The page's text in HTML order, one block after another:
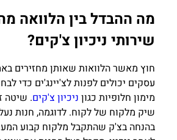
מה ההבדל בין הלוואה
שירותי ניכיון צ'קים?
חוץ מאשר הלוואות שאותן מחזירים
עסקים יכולים לפנות לצ'יינג'ים כדי
מימון חלופיות כגון ניכיון צ'קים. שיטה
שיק מלקוח של לקוח. לדוגמה, חנות
בהנחה בצ'ק שהתקבל מלקוח קבוע